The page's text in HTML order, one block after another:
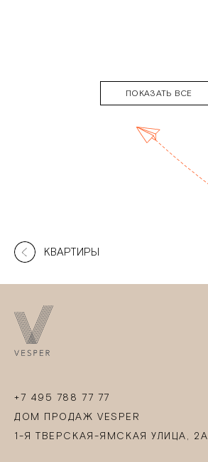
ПОКАЗАТЬ ВСЕ
КВАРТИРЫ
+7 495 788 77 77
ДОМ ПРОДАЖ VESPER
1-Я ТВЕРСКАЯ-ЯМСКАЯ УЛИЦА, 2А